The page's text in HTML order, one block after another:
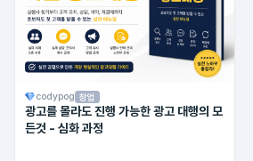
codypog 창업
광고를 몰라도 진행 가능한 광고 대행의 모
든것 - 심화 과정